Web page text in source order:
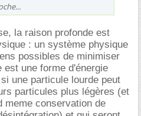
la raison profonde est
: un système physique
possibles de minimiser
une forme d'énergie
une particule lourde peut
particules plus légères (et
meme conservation de